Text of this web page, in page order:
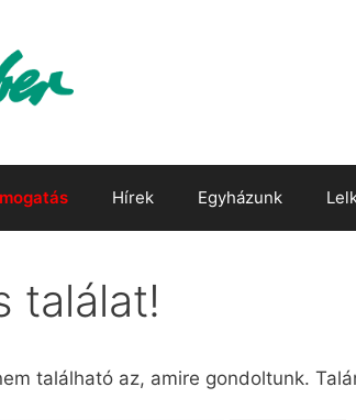
Hírek Egyházunk
találat!
található az, amire gondoltunk.